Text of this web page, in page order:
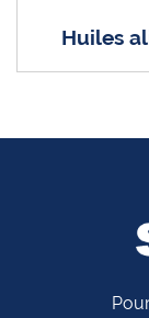
Huiles